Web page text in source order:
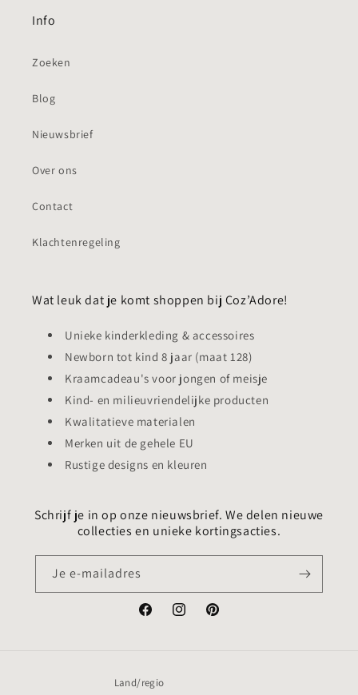
Info
Zoeken
Blog
Nieuwsbrief
Over ons
Contact
Klachtenregeling
Wat leuk dat je komt shoppen bij Coz’Adore!
Unieke kinderkleding & accessoires
Newborn tot kind 8 jaar (maat 128)
Kraamcadeau's voor jongen of meisje
Kind- en milieuvriendelijke producten
Kwalitatieve materialen
Merken uit de gehele EU
Rustige designs en kleuren
Schrijf je in op onze nieuwsbrief. We delen nieuwe
collecties en unieke kortingsacties.
Je e-mailadres
FacebookInstagramPinterest
Land/regio